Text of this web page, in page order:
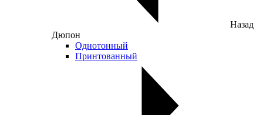
Назад
Дюпон
Однотонный
Принтованный